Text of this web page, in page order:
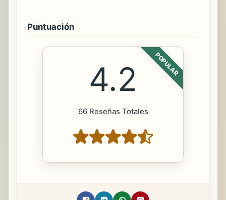
Puntuación
POPULAR
4.2
66 Reseñas Totales